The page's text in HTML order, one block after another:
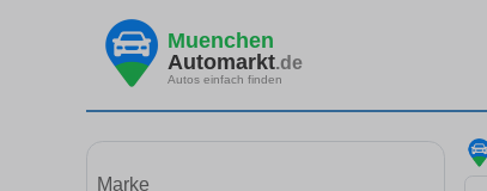
Muenchen
Automarkt.de
Autos einfach finden
Marke